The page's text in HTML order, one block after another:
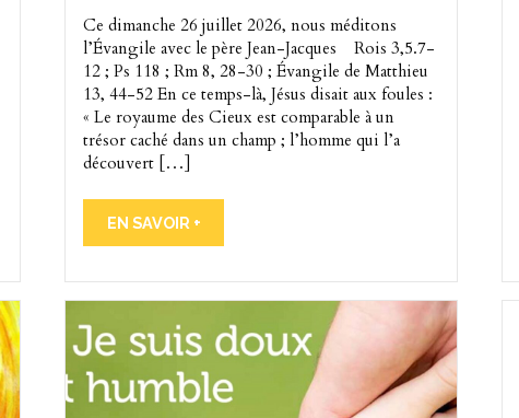
Ce dimanche 26 juillet 2026, nous méditons
l’Évangile avec le père Jean-Jacques Rois 3,5.7-
12 ; Ps 118 ; Rm 8, 28-30 ; Évangile de Matthieu
13, 44-52 En ce temps-là, Jésus disait aux foules :
« Le royaume des Cieux est comparable à un
trésor caché dans un champ ; l’homme qui l’a
découvert […]
EN SAVOIR +